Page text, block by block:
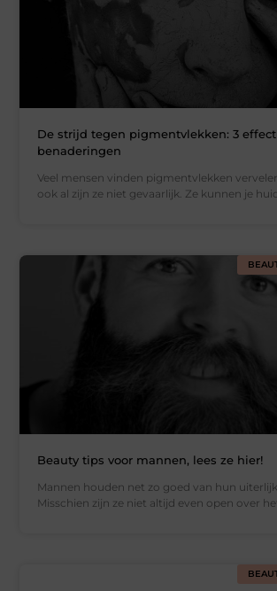
De strijd tegen pigmentvlekken: 3
benaderingen
Veel mensen vinden pigmentvlekken
ook al zijn ze niet gevaarlijk. Ze kunnen je
Beauty tips voor mannen, lees ze hier!
Mannen houden net zo goed van hun
Misschien zijn ze niet altijd even open over